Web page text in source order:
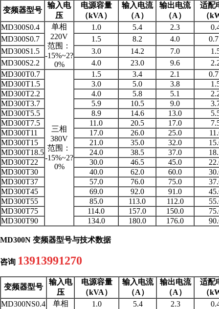
变频器型号
输入电
压
电源容量
（kVA）
输入电流
（A）
输出电流
（A）
适配
（
MD300S0.4
单相
220V
范围：
-15%~2?
0%
1.0 5.4 2.3
MD300S0.7
1.5 8.2 4.0
MD300S1.5
3.0 14.2 7.0
MD300S2.2
4.0 23.0 9.6
MD300T0.7
三相
380V
范围：
-15%~2?
0%
1.5 3.4 2.1
MD300T1.5
3.0 5.0 3.8
MD300T2.2
4.0 5.8 5.1
MD300T3.7
5.9 10.5 9.0
MD300T5.5
8.9 14.6 13.0
MD300T7.5
11.0 20.5 17.0
MD300T11
17.0 26.0 25.0
MD300T15
21.0 35.0 32.0
MD300T18.5
24.0 38.5 37.0
MD300T22
30.0 46.5 45.0
MD300T30
40.0 62.0 60.0
MD300T37
57.0 76.0 75.0
MD300T45
69.0 92.0 91.0
MD300T55
85.0 113.0 112.0
MD300T75
114.0 157.0 150.0
MD300T90
134.0 180.0 176.0
MD300N 变频器型号与技术数据
咨询 13913991270
变频器型号
输入电
压
电源容量
（kVA）
输入电流
（A）
输出电流
（A）
适配
（
MD300NS0.4
单相
1.0 5.4 2.3